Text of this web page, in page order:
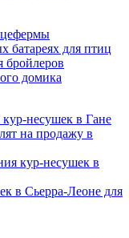
батареях для птиц
бройлеров
домика
кур-несушек в Гане
на продажу в
кур-несушек в
в Сьерра-Леоне для